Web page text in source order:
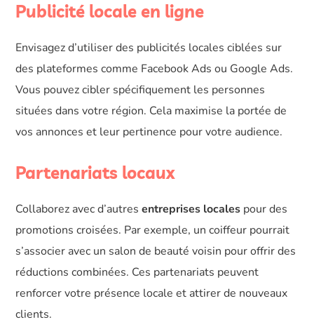
Publicité locale en ligne
Envisagez d’utiliser des publicités locales ciblées sur
des plateformes comme Facebook Ads ou Google Ads.
Vous pouvez cibler spécifiquement les personnes
situées dans votre région. Cela maximise la portée de
vos annonces et leur pertinence pour votre audience.
Partenariats locaux
Collaborez avec d’autresentreprises locales pour des
promotions croisées. Par exemple, un coiffeur pourrait
s’associer avec un salon de beauté voisin pour offrir des
réductions combinées. Ces partenariats peuvent
renforcer votre présence locale et attirer de nouveaux
clients.